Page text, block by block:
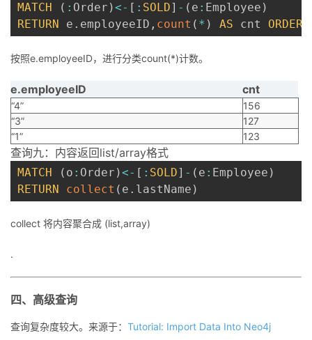
MATCH ( : Order )<- [ : SOLD] - ( e : Employee )
RETURN
e . employeeID , count ( * ) AS cnt ORDER
按照e.employeeID，进行分类count(*)计数。
e.employeeID cnt
“4”
156
“3”
127
“1”
123
查询九：内容返回list/array格式
MATCH ( o : Order )<- [ : SOLD] - ( e : Employee )
RETURN
collect ( e . lastName )
collect 将内容聚合成 (list,array)
.
四、高级查询
查询复杂度较大。来源于： Tutorial: Import Data Into Neo4j